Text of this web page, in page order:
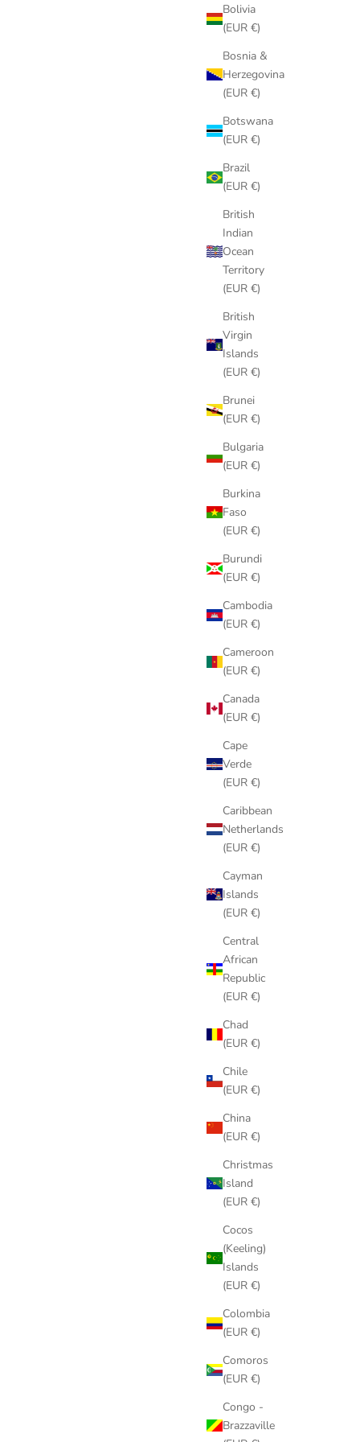
Bolivia
(EUR €)
Bosnia &
Herzegovina
(EUR €)
Botswana
(EUR €)
Brazil
(EUR €)
British
Indian
Ocean
Territory
(EUR €)
British
Virgin
Islands
(EUR €)
Brunei
(EUR €)
Bulgaria
(EUR €)
Burkina
Faso
(EUR €)
Burundi
(EUR €)
Cambodia
(EUR €)
Cameroon
(EUR €)
Canada
(EUR €)
Cape
Verde
(EUR €)
Caribbean
Netherlands
(EUR €)
Cayman
Islands
(EUR €)
Central
African
Republic
(EUR €)
Chad
(EUR €)
Chile
(EUR €)
China
(EUR €)
Christmas
Island
(EUR €)
Cocos
(Keeling)
Islands
(EUR €)
Colombia
(EUR €)
Comoros
(EUR €)
Congo -
Brazzaville
Élégant. Simple. Sans contrainte.
Les Canebiers Care — la sérénité signée Les Canebiers.